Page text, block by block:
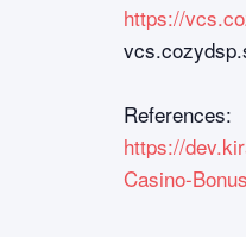
https://
References:
https://
Casino-